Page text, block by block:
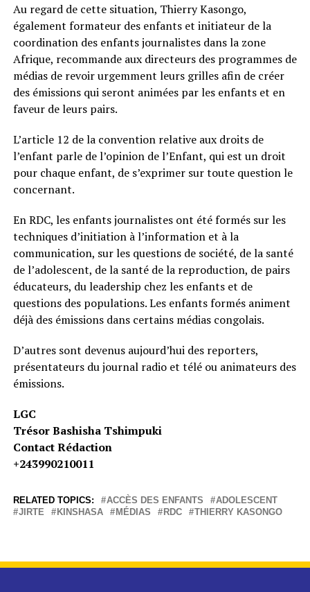
Au regard de cette situation, Thierry Kasongo,
également formateur des enfants et initiateur de la
coordination des enfants journalistes dans la zone
Afrique, recommande aux directeurs des programmes de
médias de revoir urgemment leurs grilles afin de créer
des émissions qui seront animées par les enfants et en
faveur de leurs pairs.
L’article 12 de la convention relative aux droits de
l’enfant parle de l’opinion de l’Enfant, qui est un droit
pour chaque enfant, de s’exprimer sur toute question le
concernant.
En RDC, les enfants journalistes ont été formés sur les
techniques d’initiation à l’information et à la
communication, sur les questions de société, de la santé
de l’adolescent, de la santé de la reproduction, de pairs
éducateurs, du leadership chez les enfants et de
questions des populations. Les enfants formés animent
déjà des émissions dans certains médias congolais.
D’autres sont devenus aujourd’hui des reporters,
présentateurs du journal radio et télé ou animateurs des
émissions.
LGC
Trésor Bashisha Tshimpuki
Contact Rédaction
+243990210011
RELATED TOPICS: ACCÈS DES ENFANTS
ADOLESCENT
JIRTE
KINSHASA MÉDIAS RDC THIERRY KASONGO